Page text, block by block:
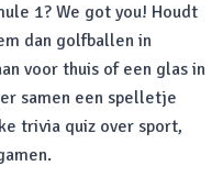
1? We got you! Houdt
dan golfballen in
voor thuis of een glas in
samen een spelletje
trivia quiz over sport,